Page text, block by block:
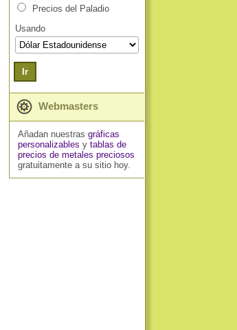
Precios del Paladio
Usando
Ir
Webmasters
Añadan nuestras gráficas
personalizables y tablas de
precios de metales preciosos
gratuitamente a su sitio hoy.